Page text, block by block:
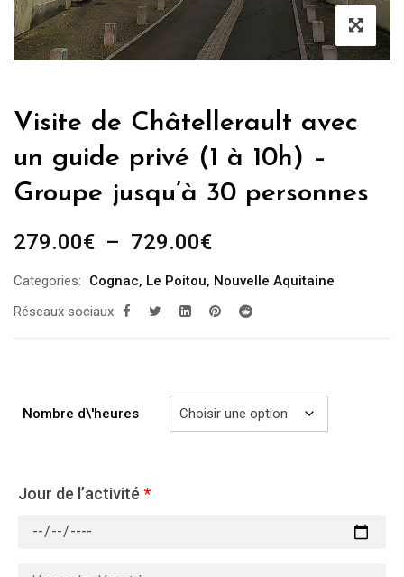
Visite de Châtellerault avec
un guide privé (1 à 10h) –
Groupe jusqu’à 30 personnes
279.00€ – 729.00€Plage
prix :
279.00€
Categories: Cognac, Le Poitou, Nouvelle Aquitaine
Réseaux sociaux
Nombre d\'heures
Jour de l’activité *